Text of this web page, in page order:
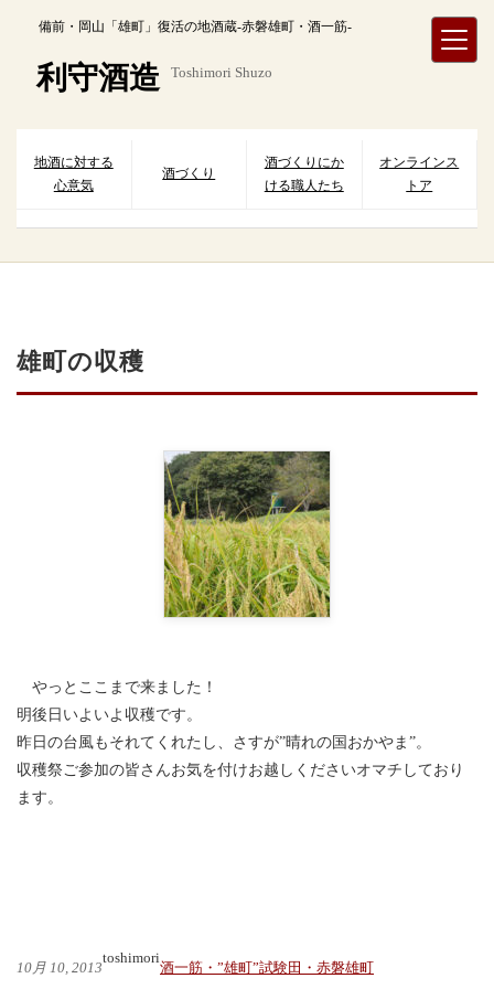
備前・岡山「雄町」復活の地酒蔵-赤磐雄町・酒一筋-
利守酒造 Toshimori Shuzo
地酒に対する
心意気
酒づくり
酒づくりにか
ける職人たち
オンラインス
トア
雄町の収穫
やっとここまで来ました！
明後日いよいよ収穫です。
昨日の台風もそれてくれたし、さすが”晴れの国おかやま”。
収穫祭ご参加の皆さんお気を付けお越しくださいオマチしており
ます。
10月 10, 2013
toshimori
酒一筋・”雄町”試験田・赤磐雄町